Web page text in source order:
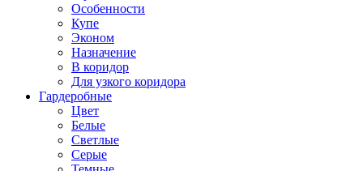
Особенности
Купе
Эконом
Назначение
В коридор
Для узкого коридора
Гардеробные
Цвет
Белые
Светлые
Серые